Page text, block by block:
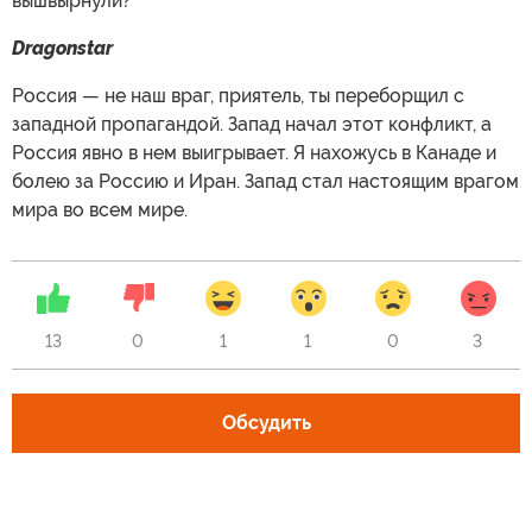
Dragonstar
Россия — не наш враг, приятель, ты переборщил с
западной пропагандой. Запад начал этот конфликт, а
Россия явно в нем выигрывает. Я нахожусь в Канаде и
болею за Россию и Иран. Запад стал настоящим врагом
мира во всем мире.
13 0 1 1 0 3
Обсудить